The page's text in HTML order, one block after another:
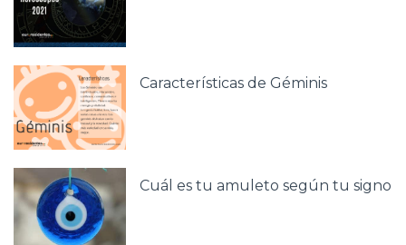
Características de Géminis
Cuál es tu amuleto según tu signo